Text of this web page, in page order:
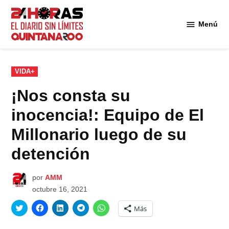
Saltar
contenido
Menú
PUBLICADO
EN
VIDA+
¡Nos consta su
inocencia!: Equipo de El
Millonario luego de su
detención
por AMM
octubre 16, 2021
Haz
clic
Haz
clic
Haz
clic
Haz
clic
Haz
clic
para
Más